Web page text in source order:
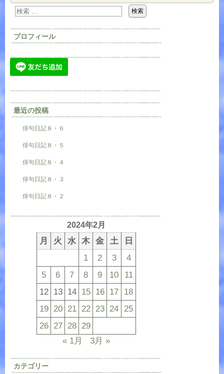
プロフィール
最近の投稿
俳句日記８・６
俳句日記８・５
俳句日記８・４
俳句日記８・３
俳句日記８・２
2024年2月
月 火 水 木 金 土
日
1
2 3
4
5
6 7 8 9 10
11
12 13 14 15 16 17 18
19 20 21 22 23 24 25
26 27 28 29
« 1月
3月 »
カテゴリー